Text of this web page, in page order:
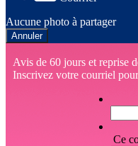
Aucune photo à partager
Annuler
Avis de 60 jours et reprise
Inscrivez votre courriel
Ce